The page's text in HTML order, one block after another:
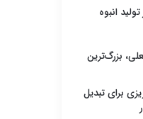
انبوه
جعلی، بزرگ‌ترین
برای تبدیل